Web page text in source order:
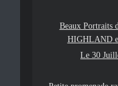
Beaux Portraits
HIGHLAND
Le 30